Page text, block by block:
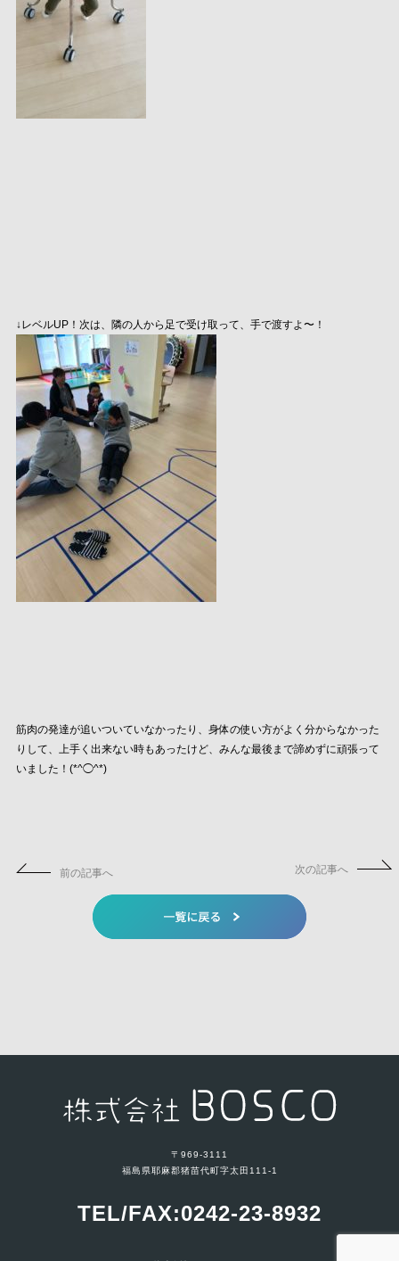
↓レベルUP！次は、隣の人から足で受け取って、手で渡すよ〜！
筋肉の発達が追いついていなかったり、身体の使い方がよく分からなかった
りして、上手く出来ない時もあったけど、みんな最後まで諦めずに頑張って
いました！(*^◯^*)
前の記事へ 次の記事へ
〒969-3111
福島県耶麻郡猪苗代町字太田111-1
TEL/FAX:0242-23-8932